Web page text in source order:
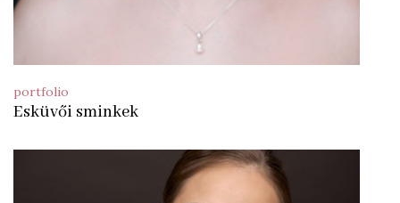
portfolio
Esküvői sminkek